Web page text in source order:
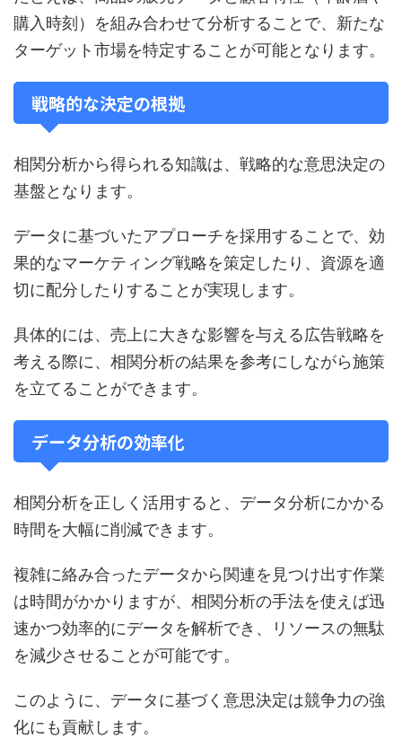
購入時刻）を組み合わせて分析することで、新たな
ターゲット市場を特定することが可能となります。
戦略的な決定の根拠
相関分析から得られる知識は、戦略的な意思決定の
基盤となります。
データに基づいたアプローチを採用することで、効
果的なマーケティング戦略を策定したり、資源を適
切に配分したりすることが実現します。
具体的には、売上に大きな影響を与える広告戦略を
考える際に、相関分析の結果を参考にしながら施策
を立てることができます。
データ分析の効率化
相関分析を正しく活用すると、データ分析にかかる
時間を大幅に削減できます。
複雑に絡み合ったデータから関連を見つけ出す作業
は時間がかかりますが、相関分析の手法を使えば迅
速かつ効率的にデータを解析でき、リソースの無駄
を減少させることが可能です。
このように、データに基づく意思決定は競争力の強
化にも貢献します。